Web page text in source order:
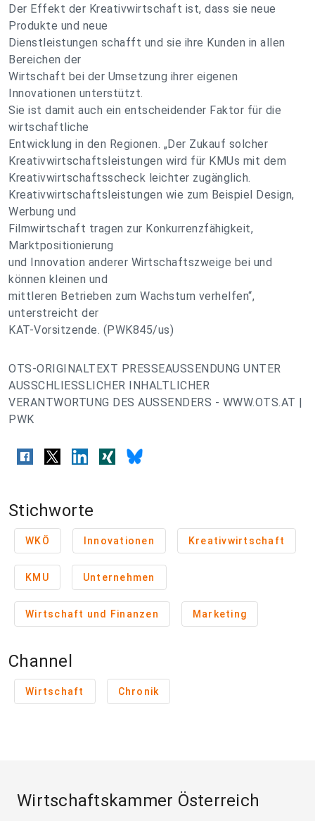
Der Effekt der Kreativwirtschaft ist, dass sie neue
Produkte und neue
Dienstleistungen schafft und sie ihre Kunden in allen
Bereichen der
Wirtschaft bei der Umsetzung ihrer eigenen
Innovationen unterstützt.
Sie ist damit auch ein entscheidender Faktor für die
wirtschaftliche
Entwicklung in den Regionen. „Der Zukauf solcher
Kreativwirtschaftsleistungen wird für KMUs mit dem
Kreativwirtschaftsscheck leichter zugänglich.
Kreativwirtschaftsleistungen wie zum Beispiel Design,
Werbung und
Filmwirtschaft tragen zur Konkurrenzfähigkeit,
Marktpositionierung
und Innovation anderer Wirtschaftszweige bei und
können kleinen und
mittleren Betrieben zum Wachstum verhelfen“,
unterstreicht der
KAT-Vorsitzende. (PWK845/us)
OTS-ORIGINALTEXT PRESSEAUSSENDUNG UNTER
AUSSCHLIESSLICHER INHALTLICHER
VERANTWORTUNG DES AUSSENDERS - WWW.OTS.AT |
PWK
Stichworte
WKÖ Innovationen Kreativwirtschaft
KMU Unternehmen
Wirtschaft und Finanzen Marketing
Channel
Wirtschaft Chronik
Wirtschaftskammer Österreich